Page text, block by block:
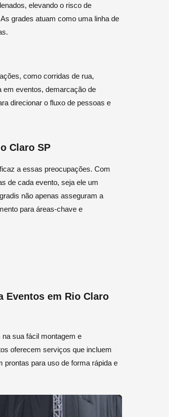
elevando o risco de
grades atuam como uma linha de
como corridas de rua,
em eventos, demarcação de
direcionar o fluxo de pessoas e
Claro SP
a essas preocupações. Com
de cada evento, seja ele um
não apenas asseguram a
para áreas-chave e
Eventos em Rio Claro
sua fácil montagem e
oferecem serviços que incluem
prontas para uso de forma rápida e